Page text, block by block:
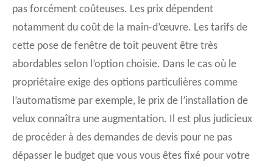
pas forcément coûteuses. Les prix dépendent
notamment du coût de la main-d’œuvre. Les tarifs de
cette pose de fenêtre de toit peuvent être très
abordables selon l’option choisie. Dans le cas où le
propriétaire exige des options particulières comme
l’automatisme par exemple, le prix de l’installation de
velux connaîtra une augmentation. Il est plus judicieux
de procéder à des demandes de devis pour ne pas
dépasser le budget que vous vous êtes fixé pour votre